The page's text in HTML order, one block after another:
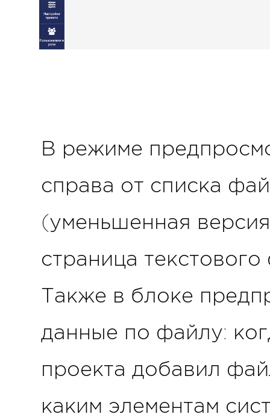
В режиме
справа от списка
(уменьшенная
страница
Также в блоке
данные по файлу:
проекта добавил
каким элементам